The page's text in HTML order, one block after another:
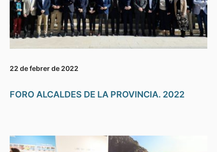
22 de febrer de 2022
FORO ALCALDES DE LA PROVINCIA. 2022